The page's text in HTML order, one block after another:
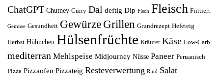
ChatGPT Chutney Curry Dal deftig Dip Fisch Fleisch Frittiert
Gemüse Gesundheit Gewürze Grillen Grundrezept Hefeteig
Herbst Hühnchen Hülsenfrüchte Kräuter Käse Low-Carb
mediterran Mehlspeise Midjourney Nüsse Paneer Peruanisch
Pizza Pizzaofen Pizzateig Resteverwertung Rind Salat